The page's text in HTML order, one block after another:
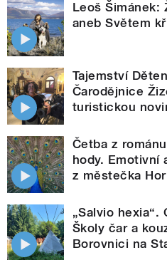
Leoš Šimánek:
aneb Světem
Tajemství
Čarodějnice
turistickou
Četba z
hody. Emotivní
z městečka
„Salvio hexia“.
Školy čar a
Borovnici na